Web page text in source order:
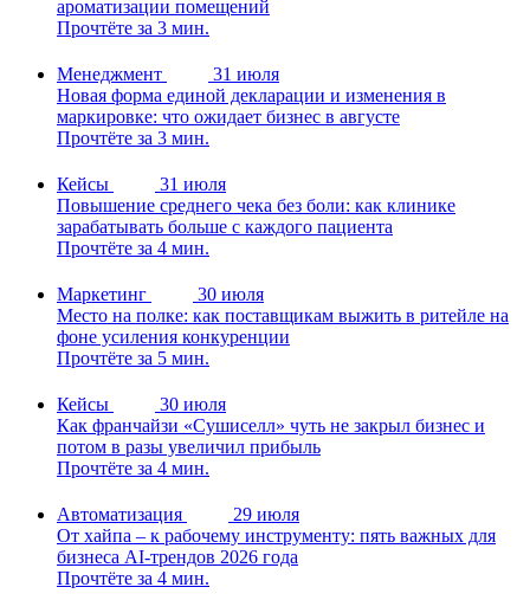
ароматизации помещений
Прочтёте за 3 мин.
Менеджмент
31 июля
Новая форма единой декларации и изменения в
маркировке: что ожидает бизнес в августе
Прочтёте за 3 мин.
Кейсы
31 июля
Повышение среднего чека без боли: как клинике
зарабатывать больше с каждого пациента
Прочтёте за 4 мин.
Маркетинг
30 июля
Место на полке: как поставщикам выжить в ритейле на
фоне усиления конкуренции
Прочтёте за 5 мин.
Кейсы
30 июля
Как франчайзи «Сушиселл» чуть не закрыл бизнес и
потом в разы увеличил прибыль
Прочтёте за 4 мин.
Автоматизация
29 июля
От хайпа – к рабочему инструменту: пять важных для
бизнеса AI-трендов 2026 года
Прочтёте за 4 мин.